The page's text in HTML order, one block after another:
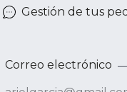
Gestión de tus
Correo electrónico